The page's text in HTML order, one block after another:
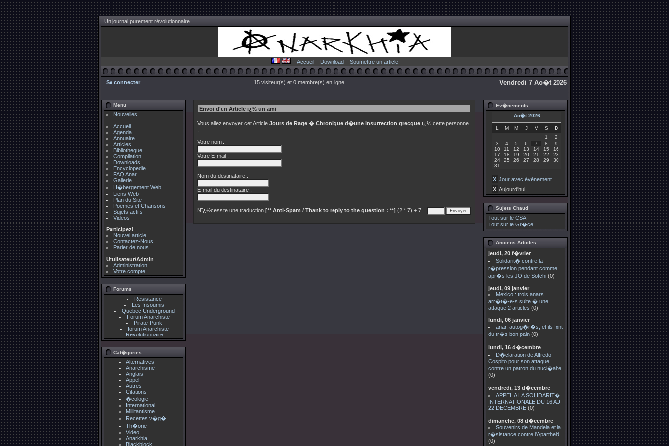
Un journal purement révolutionnaire
Accueil Download Soumettre un article
Se connecter 15 visiteur(s) et 0 membre(s) en ligne. Vendredi 7 Ao�t 2026
Menu
Nouvelles
Accueil
Agenda
Annuaire
Articles
Bibliotheque
Compilation
Downloads
Encyclopedie
FAQ Anar
Gallerie
H�bergement Web
Liens Web
Plan du Site
Poemes et Chansons
Sujets actifs
Videos
Participez!
Nouvel article
Contactez-Nous
Parler de nous
Utulisateur/Admin
Administration
Votre compte
Forums
Resistance
Les Insoumis
Quebec Underground
Forum Anarchiste
Pirate-Punk
forum Anarchiste
Revolutionnaire
Cat�gories
Alternatives
Anarchisme
Anglais
Appel
Autres
Citations
�cologie
International
Millitantisme
Recettes v�g�
Th�orie
Video
Anarkhia
Blackblock
Envoi d'un Article ï¿½ un ami
Vous allez envoyer cet Article Jours de Rage � Chronique d�une insurrection grecque ï¿½ cette personne
:
Votre nom :
Votre E-mail :
Nom du destinataire :
E-mail du destinataire :
Nï¿½cessite une traduction [** Anti-Spam / Thank to reply to the question : **] (2 * 7) + 7 =
Ev�nements
Ao�t 2026
L M M J V S
D
1
2
3
4 5 6 7 8
9
10
11 12 13 14 15
16
17
18 19 20 21 22
23
24
25 26 27 28 29
30
31
X Jour avec évènement
X Aujourd'hui
Sujets Chaud
Tout sur le CSA
Tout sur le Gr�ce
Anciens Articles
jeudi, 20 f�vrier
Solidarit� contre la
r�pression pendant comme
apr�s les JO de Sotchi (0)
jeudi, 09 janvier
Mexico : trois anars
arr�t�-e-s suite � une
attaque 2 articles (0)
lundi, 06 janvier
anar, autog�r�s, et ils font
du tr�s bon pain (0)
lundi, 16 d�cembre
D�claration de Alfredo
Cospito pour son attaque
contre un patron du nucl�aire
(0)
vendredi, 13 d�cembre
APPEL A LA SOLIDARIT�
INTERNATIONALE DU 16 AU
22 DECEMBRE (0)
dimanche, 08 d�cembre
Souvenirs de Mandela et la
r�sistance contre l'Apartheid
(0)